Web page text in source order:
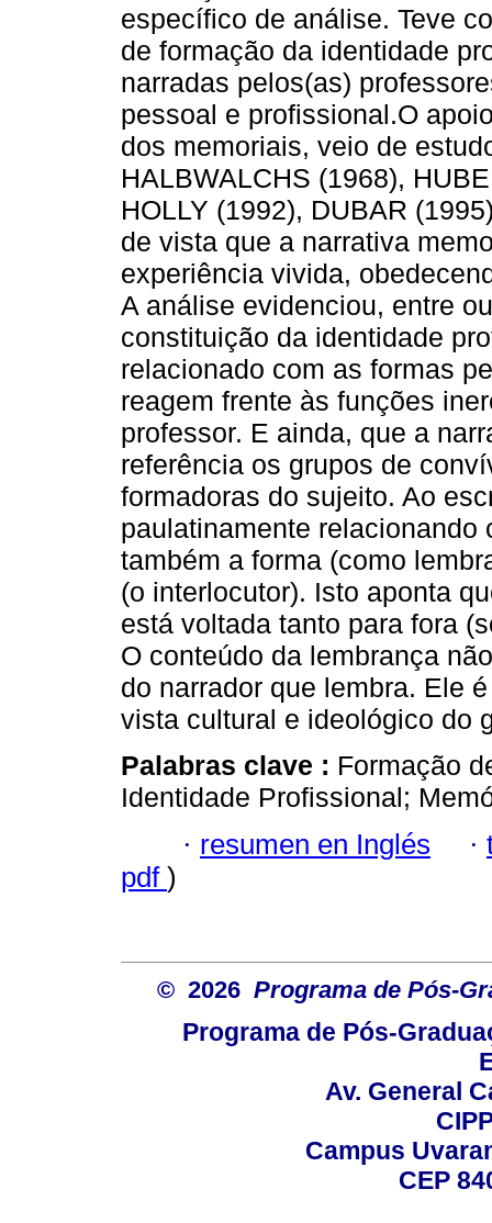
específico de análise. Teve
de formação da identidade
narradas pelos(as)
pessoal e profissional.O
dos memoriais, veio de
HALBWALCHS (1968),
HOLLY (1992), DUBAR
de vista que a narrativa
experiência vivida,
A análise evidenciou, entre
constituição da identidade
relacionado com as formas
reagem frente às funções
professor. E ainda, que a
referência os grupos de
formadoras do sujeito. Ao
paulatinamente relacionando
também a forma (como
(o interlocutor). Isto aponta
está voltada tanto para fora
O conteúdo da lembrança
do narrador que lembra. Ele
vista cultural e ideológico do
Palabras clave : Formação
Identidade Profissional;
· resumen en Inglés ·
pdf )
© 2026 Programa de Pós-
Programa de Pós-
Av. General
Campus
CEP